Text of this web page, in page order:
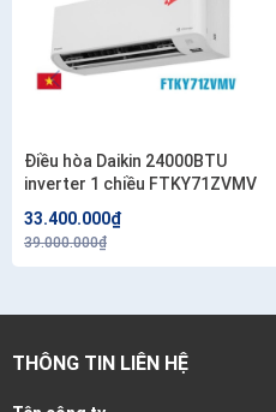
Điều hòa Daikin 24000BTU
inverter 1 chiều FTKY71ZVMV
33.400.000₫
39.000.000₫
THÔNG TIN LIÊN HỆ